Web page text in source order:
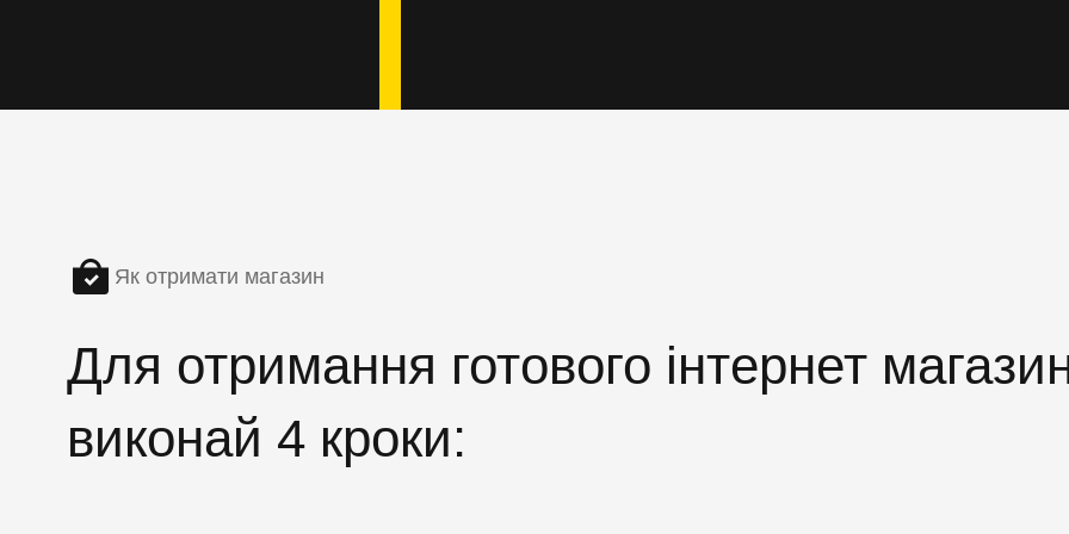
Як отримати магазин
Для отримання готового інтернет
виконай 4 кроки: